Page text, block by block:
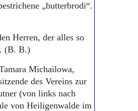
„butterbrodi“.
Herren, der alles so
(B. B.)
Michailowa,
des Vereins zur
(von links nach
von Heiligenwalde im